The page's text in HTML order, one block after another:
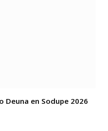
Deuna en Sodupe 2026